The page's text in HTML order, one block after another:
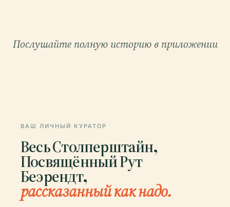
Послушайте полную историю в приложении
ВАШ ЛИЧНЫЙ КУРАТОР
Весь Столперштайн,
Посвящённый Рут
Беэрендт,
рассказанный как надо.